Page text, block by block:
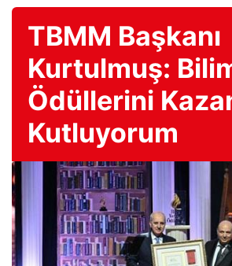
TBMM Başkanı
Kurtulmuş:
Ödüllerini
Kutluyorum